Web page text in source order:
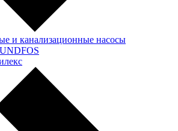
и канализационные насосы